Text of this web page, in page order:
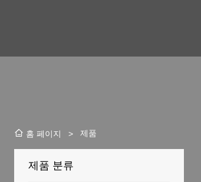
홈 페이지 > 제품
제품 분류